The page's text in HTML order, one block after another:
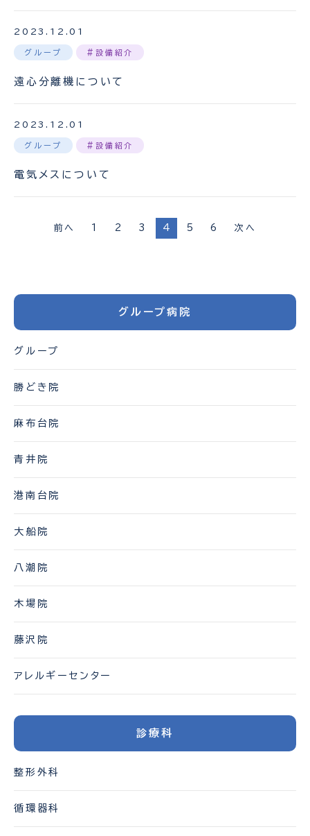
2023.12.01
グループ #設備紹介
遠心分離機について
2023.12.01
グループ #設備紹介
電気メスについて
ジ
り
前へ 1 2 3 4 5 6 次へ
グループ病院
グループ
勝どき院
麻布台院
青井院
港南台院
大船院
八潮院
木場院
藤沢院
アレルギーセンター
診療科
整形外科
循環器科